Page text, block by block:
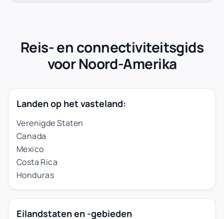
Reis- en connectiviteitsgids
voor Noord-Amerika
Landen op het vasteland:
Verenigde Staten
Canada
Mexico
Costa Rica
Honduras
Eilandstaten en -gebieden